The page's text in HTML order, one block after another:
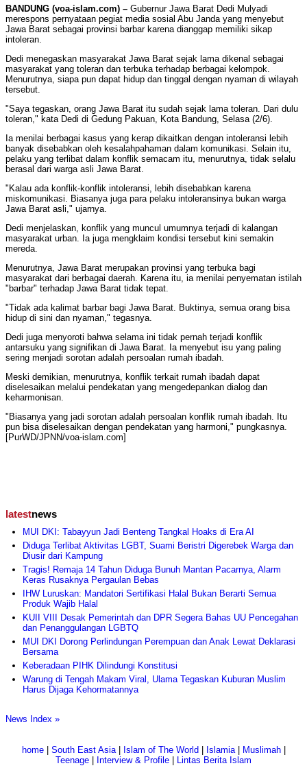
BANDUNG (voa-islam.com) – Gubernur Jawa Barat Dedi Mulyadi
merespons pernyataan pegiat media sosial Abu Janda yang menyebut
Jawa Barat sebagai provinsi barbar karena dianggap memiliki sikap
intoleran.
Dedi menegaskan masyarakat Jawa Barat sejak lama dikenal sebagai
masyarakat yang toleran dan terbuka terhadap berbagai kelompok.
Menurutnya, siapa pun dapat hidup dan tinggal dengan nyaman di wilayah
tersebut.
"Saya tegaskan, orang Jawa Barat itu sudah sejak lama toleran. Dari dulu
toleran," kata Dedi di Gedung Pakuan, Kota Bandung, Selasa (2/6).
Ia menilai berbagai kasus yang kerap dikaitkan dengan intoleransi lebih
banyak disebabkan oleh kesalahpahaman dalam komunikasi. Selain itu,
pelaku yang terlibat dalam konflik semacam itu, menurutnya, tidak selalu
berasal dari warga asli Jawa Barat.
"Kalau ada konflik-konflik intoleransi, lebih disebabkan karena
miskomunikasi. Biasanya juga para pelaku intoleransinya bukan warga
Jawa Barat asli," ujarnya.
Dedi menjelaskan, konflik yang muncul umumnya terjadi di kalangan
masyarakat urban. Ia juga mengklaim kondisi tersebut kini semakin
mereda.
Menurutnya, Jawa Barat merupakan provinsi yang terbuka bagi
masyarakat dari berbagai daerah. Karena itu, ia menilai penyematan istilah
"barbar" terhadap Jawa Barat tidak tepat.
"Tidak ada kalimat barbar bagi Jawa Barat. Buktinya, semua orang bisa
hidup di sini dan nyaman," tegasnya.
Dedi juga menyoroti bahwa selama ini tidak pernah terjadi konflik
antarsuku yang signifikan di Jawa Barat. Ia menyebut isu yang paling
sering menjadi sorotan adalah persoalan rumah ibadah.
Meski demikian, menurutnya, konflik terkait rumah ibadah dapat
diselesaikan melalui pendekatan yang mengedepankan dialog dan
keharmonisan.
"Biasanya yang jadi sorotan adalah persoalan konflik rumah ibadah. Itu
pun bisa diselesaikan dengan pendekatan yang harmoni," pungkasnya.
[PurWD/JPNN/voa-islam.com]
latestnews
MUI DKI: Tabayyun Jadi Benteng Tangkal Hoaks di Era AI
Diduga Terlibat Aktivitas LGBT, Suami Beristri Digerebek Warga dan
Diusir dari Kampung
Tragis! Remaja 14 Tahun Diduga Bunuh Mantan Pacarnya, Alarm
Keras Rusaknya Pergaulan Bebas
IHW Luruskan: Mandatori Sertifikasi Halal Bukan Berarti Semua
Produk Wajib Halal
KUII VIII Desak Pemerintah dan DPR Segera Bahas UU Pencegahan
dan Penanggulangan LGBTQ
MUI DKI Dorong Perlindungan Perempuan dan Anak Lewat Deklarasi
Bersama
Keberadaan PIHK Dilindungi Konstitusi
Warung di Tengah Makam Viral, Ulama Tegaskan Kuburan Muslim
Harus Dijaga Kehormatannya
News Index »
home| South East Asia| Islam of The World Islamia| Muslimah|
Teenage
Interview & Profile Lintas Berita Islam